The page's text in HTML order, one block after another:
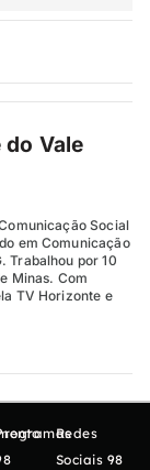
Vale
Social
em Comunicação
Trabalhou por 10
Minas. Com
TV Horizonte e
Redes
Sociais 98